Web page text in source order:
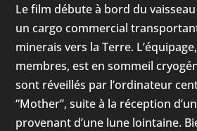
Le film débute à bord du
un cargo commercial
minerais vers la Terre.
membres, est en sommeil
sont réveillés par l’ordinateur
“Mother”, suite à la réception
provenant d’une lune lointaine.